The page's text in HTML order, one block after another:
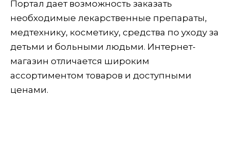
Портал дает возможность заказать
необходимые лекарственные препараты,
медтехнику, косметику, средства по уходу за
детьми и больными людьми. Интернет-
магазин отличается широким
ассортиментом товаров и доступными
ценами.